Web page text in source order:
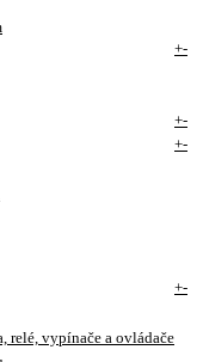
+-
+-
+-
+-
relé, vypínače a ovládače